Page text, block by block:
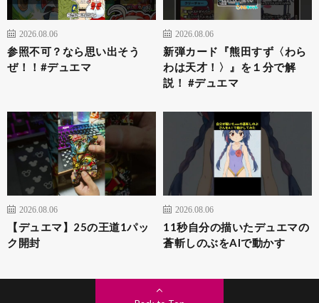
2026.08.06
参照不可？なら思い出そう
ぜ！！#デュエマ
2026.08.06
新弾カード『熊田すず〈わら
わは天才！〉』を１分で解
説！ #デュエマ
2026.08.06
【デュエマ】25の王道1パッ
ク開封
2026.08.06
11秒自分の描いたデュエマの
蒼斬しのぶをAIで動かす